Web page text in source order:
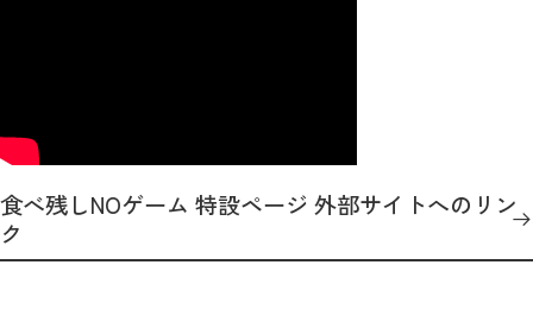
食べ残しNOゲーム 特設ページ 外部サイトへのリン
ク